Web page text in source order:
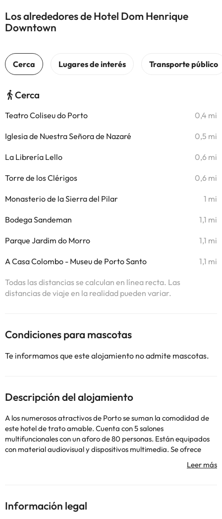
Los alrededores de Hotel Dom Henrique
Downtown
Cerca
Teatro Coliseu do Porto 0,4 mi
Iglesia de Nuestra Señora de Nazaré 0,5 mi
La Librería Lello 0,6 mi
Torre de los Clérigos 0,6 mi
Monasterio de la Sierra del Pilar 1 mi
Bodega Sandeman 1,1 mi
Parque Jardim do Morro 1,1 mi
A Casa Colombo - Museu de Porto Santo 1,1 mi
Todas las distancias se calculan en línea recta. Las
distancias de viaje en la realidad pueden variar.
Condiciones para mascotas
Te informamos que este alojamiento no admite mascotas.
Descripción del alojamiento
A los numerosos atractivos de Porto se suman la comodidad de
este hotel de trato amable. Cuenta con 5 salones
multifuncionales con un aforo de 80 personas. Están equipados
con material audiovisual y dispositivos multimedia. Se ofrece
para los más pequeños. También disponemos de Sala de Lectura.
consultar sus tarifas directamente en el establecimiento. Toda la
Información legal